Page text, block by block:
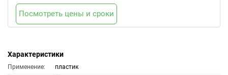
Характеристики
Применение:
пластик
Посмотреть цены и сроки